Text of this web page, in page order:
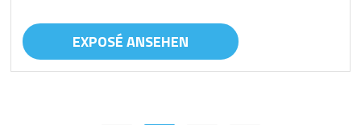
EXPOSÉ ANSEHEN